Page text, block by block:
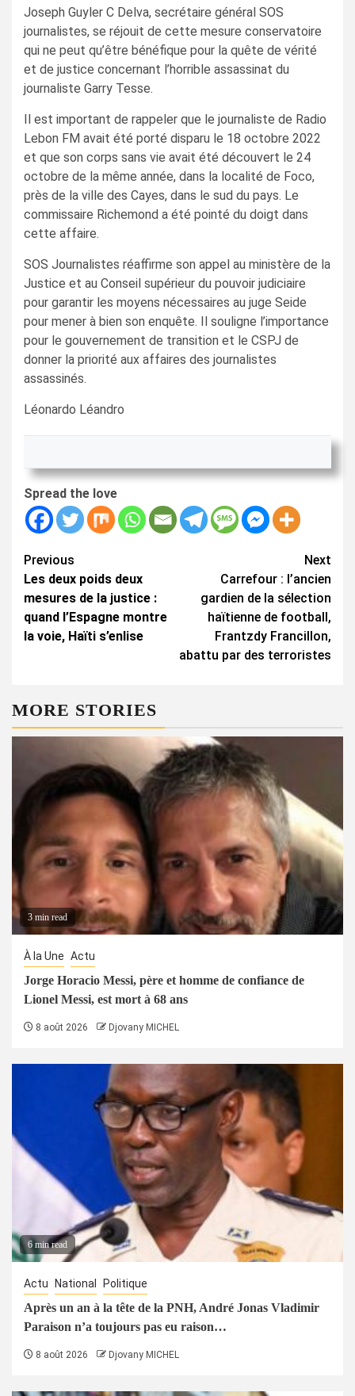
Joseph Guyler C Delva, secrétaire général SOS
journalistes, se réjouit de cette mesure conservatoire
qui ne peut qu’être bénéfique pour la quête de vérité
et de justice concernant l’horrible assassinat du
journaliste Garry Tesse.
Il est important de rappeler que le journaliste de Radio
Lebon FM avait été porté disparu le 18 octobre 2022
et que son corps sans vie avait été découvert le 24
octobre de la même année, dans la localité de Foco,
près de la ville des Cayes, dans le sud du pays. Le
commissaire Richemond a été pointé du doigt dans
cette affaire.
SOS Journalistes réaffirme son appel au ministère de la
Justice et au Conseil supérieur du pouvoir judiciaire
pour garantir les moyens nécessaires au juge Seide
pour mener à bien son enquête. Il souligne l’importance
pour le gouvernement de transition et le CSPJ de
donner la priorité aux affaires des journalistes
assassinés.
Léonardo Léandro
Spread the love
Continue
Reading
Previous
Les deux poids deux
mesures de la justice :
quand l’Espagne montre
la voie, Haïti s’enlise
Next
Carrefour : l’ancien
gardien de la sélection
haïtienne de football,
Frantzdy Francillon,
abattu par des terroristes
MORE STORIES
3 min read
À la Une Actu
Jorge Horacio Messi, père et homme de confiance de
Lionel Messi, est mort à 68 ans
8 août 2026 Djovany MICHEL
6 min read
Actu National Politique
Après un an à la tête de la PNH, André Jonas Vladimir
Paraison n’a toujours pas eu raison…
8 août 2026 Djovany MICHEL